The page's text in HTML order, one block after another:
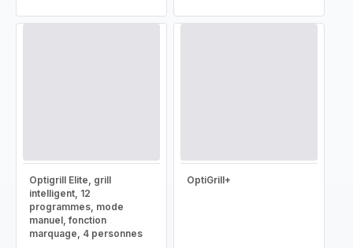
Optigrill Elite, grill
intelligent, 12
programmes, mode
manuel, fonction
marquage, 4 personnes
OptiGrill+